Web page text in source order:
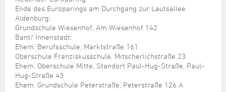
Ende des Europarings am Durchgang zur Lautsallee
Aldenburg:
Grundschule Wiesenhof, Am Wiesenhof 142
Bant/ Innenstadt:
Ehem. Berufsschule, Marktstraße 161
Oberschule Franziskusschule, Mitscherlichstraße 23
Ehem. Oberschule Mitte, Standort Paul-Hug-Straße, Paul-
Hug-Straße 43
Ehem. Grundschule Peterstraße, Peterstraße 126 A